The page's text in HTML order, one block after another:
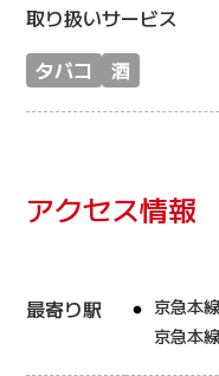
取り扱いサービス
タバコ
酒
アクセス情報
最寄り駅
京急本
京急本